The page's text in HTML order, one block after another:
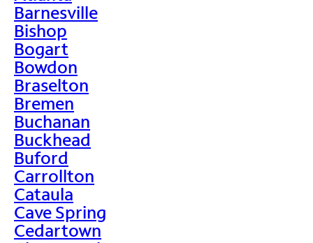
Barnesville
Bishop
Bogart
Bowdon
Braselton
Bremen
Buchanan
Buckhead
Buford
Carrollton
Cataula
Cave Spring
Cedartown